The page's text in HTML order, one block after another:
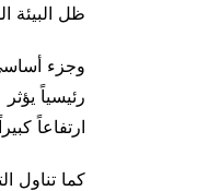
ظل البيئة
وجزء
رئيسياً
ارتفاعاً كبيراً
كما تناول